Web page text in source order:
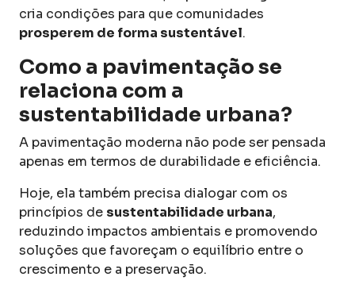
cria condições para que comunidades
prosperem de forma sustentável.
Como a pavimentação se
relaciona com a
sustentabilidade urbana?
A pavimentação moderna não pode ser pensada
apenas em termos de durabilidade e eficiência.
Hoje, ela também precisa dialogar com os
princípios de sustentabilidade urbana,
reduzindo impactos ambientais e promovendo
soluções que favoreçam o equilíbrio entre o
crescimento e a preservação.